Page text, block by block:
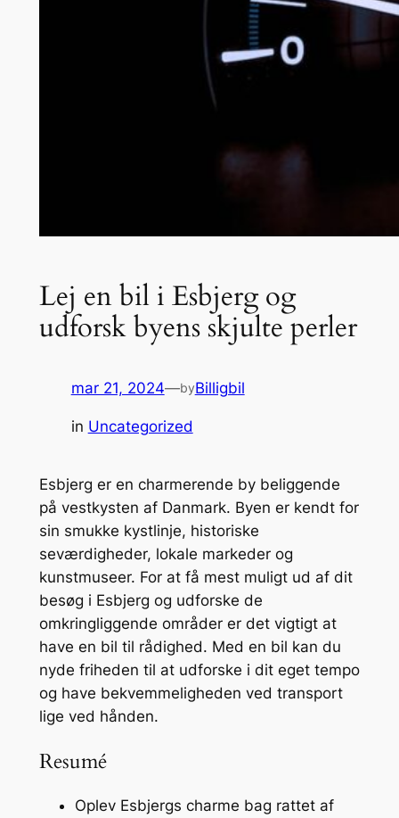
Lej en bil i Esbjerg og
udforsk byens skjulte perler
mar 21, 2024—byBilligbil
in Uncategorized
Esbjerg er en charmerende by beliggende
på vestkysten af Danmark. Byen er kendt for
sin smukke kystlinje, historiske
seværdigheder, lokale markeder og
kunstmuseer. For at få mest muligt ud af dit
besøg i Esbjerg og udforske de
omkringliggende områder er det vigtigt at
have en bil til rådighed. Med en bil kan du
nyde friheden til at udforske i dit eget tempo
og have bekvemmeligheden ved transport
lige ved hånden.
Resumé
Oplev Esbjergs charme bag rattet af